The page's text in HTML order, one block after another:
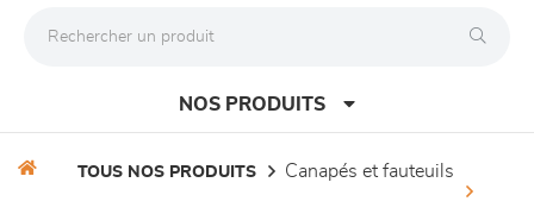
NOS PRODUITS
TOUS NOS PRODUITS canapés et fauteuils